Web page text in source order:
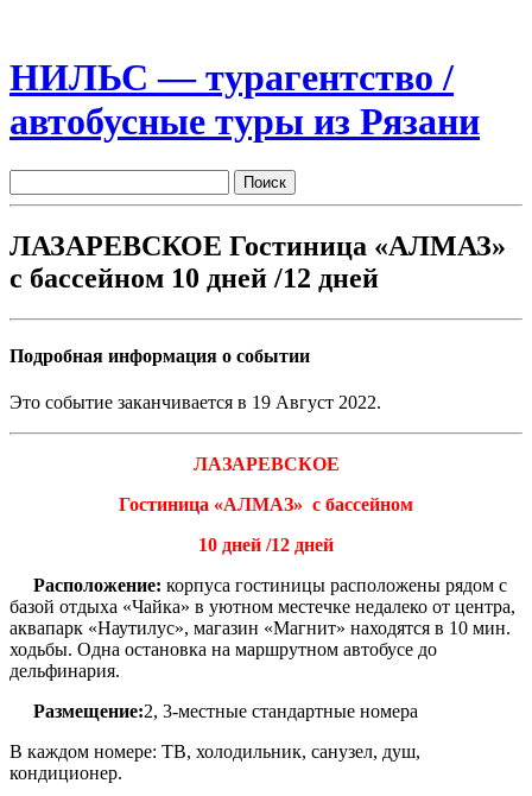
НИЛЬС — турагентство /
автобусные туры из Рязани
ЛАЗАРЕВСКОЕ Гостиница «АЛМАЗ»
с бассейном 10 дней /12 дней
Подробная информация о событии
Это событие заканчивается в 19 Август 2022.
ЛАЗАРЕВСКОЕ
Гостиница «АЛМАЗ» с бассейном
10 дней /12 дней
Расположение: корпуса гостиницы расположены рядом с
базой отдыха «Чайка» в уютном местечке недалеко от центра,
аквапарк «Наутилус», магазин «Магнит» находятся в 10 мин.
ходьбы. Одна остановка на маршрутном автобусе до
дельфинария.
Размещение:2, 3-местные стандартные номера
В каждом номере: ТВ, холодильник, санузел, душ,
кондиционер.